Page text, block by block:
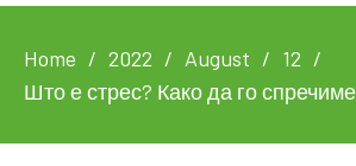
Home 2022 August
12
Што е стрес? Како да го